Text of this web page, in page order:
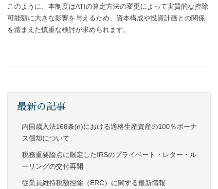
このように、本制度はATIの算定方法の変更によって実質的な控除
可能額に大きな影響を与えるため、資本構成や投資計画との関係
を踏まえた慎重な検討が求められます。
最新の記事
内国歳入法168条(n)における適格生産資産の100％ボーナ
ス償却について
税務重要論点に限定したIRSのプライベート・レター・ル
ーリングの交付再開
従業員維持税額控除（ERC）に関する最新情報